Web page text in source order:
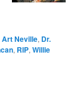
Art Neville, Dr.
, RIP,Willie